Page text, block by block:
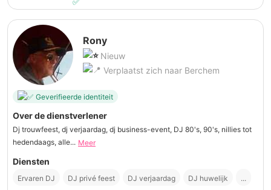
Rony
Nieuw
Verplaatst zich naar Berchem
Geverifieerde identiteit
Over de dienstverlener
Dj trouwfeest, dj verjaardag, dj business-event, DJ 80's, 90's, nillies tot
hedendaags, alle... Meer
Diensten
Ervaren DJ DJ privé feest DJ verjaardag DJ huwelijk ...